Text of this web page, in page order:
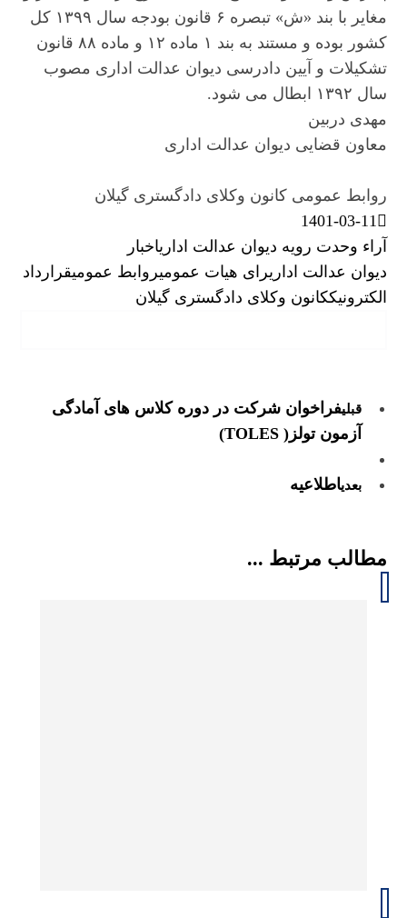
مغایر با بند «ش» تبصره ۶ قانون بودجه سال ۱۳۹۹ کل
کشور بوده و مستند به بند ۱ ماده ۱۲ و ماده ۸۸ قانون
تشکیلات و آیین دادرسی دیوان عدالت اداری مصوب
سال ۱۳۹۲ ابطال می شود.
مهدی دربین
معاون قضایی دیوان عدالت اداری
روابط عمومی کانون وکلای دادگستری گیلان
1401-03-11
آراء وحدت رویه دیوان عدالت اداریاخبار
دیوان عدالت اداریرای هیات عمومیروابط عمومیقرارداد
الکترونیککانون وکلای دادگستری گیلان
قبلیفراخوان شرکت در دوره کلاس های آمادگی
آزمون تولز( TOLES)
بعدیاطلاعیه
مطالب مرتبط ...